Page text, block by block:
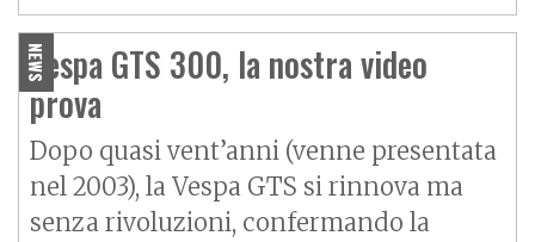
NEWS
Vespa GTS 300, la nostra video
prova
Dopo quasi vent’anni (venne presentata
nel 2003), la Vespa GTS si rinnova ma
senza rivoluzioni, confermando la